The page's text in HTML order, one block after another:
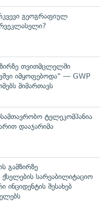
გეოგრაფიულ
თვითმცლელში
იმყოფებოდა" — GWP
მიმართავს
ტელეკომპანია
დააჯარიმა
გამზირზე
სარეაბილიტაციო
ინციდენტის შესახებ